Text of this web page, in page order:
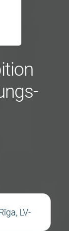
LV-